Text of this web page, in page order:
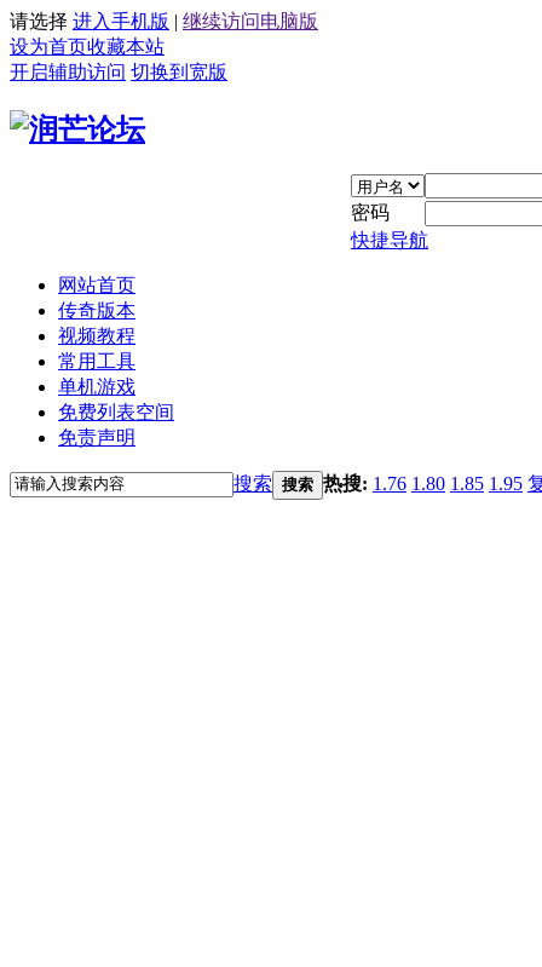
请选择 进入手机版 | 继续访问电脑版
设为首页收藏本站
开启辅助访问 切换到宽版
密码
快捷导航
网站首页
传奇版本
视频教程
常用工具
单机游戏
免费列表空间
免责声明
搜索 搜索 热搜: 1.76 1.80 1.85 1.95